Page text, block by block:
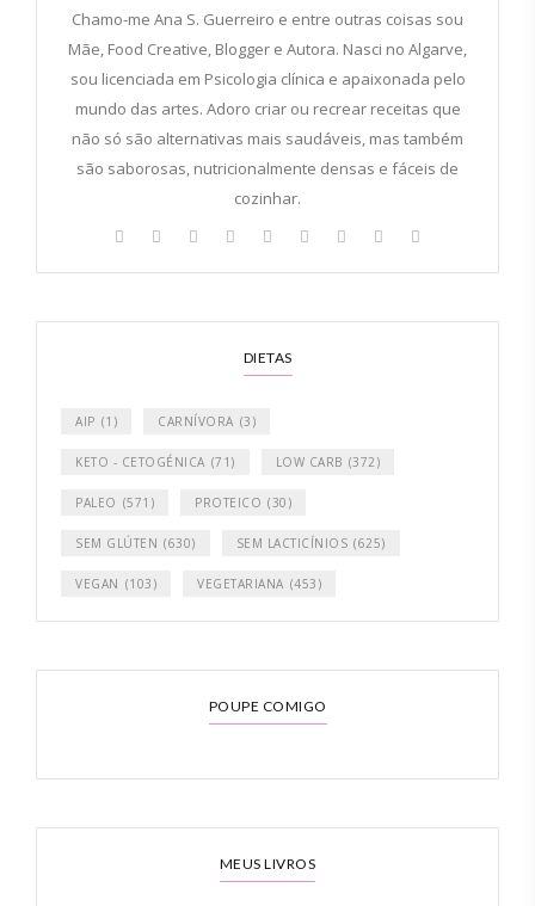
Chamo-me Ana S. Guerreiro e entre outras coisas sou
Mãe, Food Creative, Blogger e Autora. Nasci no Algarve,
sou licenciada em Psicologia clínica e apaixonada pelo
mundo das artes. Adoro criar ou recrear receitas que
não só são alternativas mais saudáveis, mas também
são saborosas, nutricionalmente densas e fáceis de
cozinhar.
DIETAS
AIP (1) CARNÍVORA (3)
KETO - CETOGÉNICA (71) LOW CARB (372)
PALEO (571) PROTEICO (30)
SEM GLÚTEN (630) SEM LACTICÍNIOS (625)
VEGAN (103) VEGETARIANA (453)
POUPE COMIGO
MEUS LIVROS